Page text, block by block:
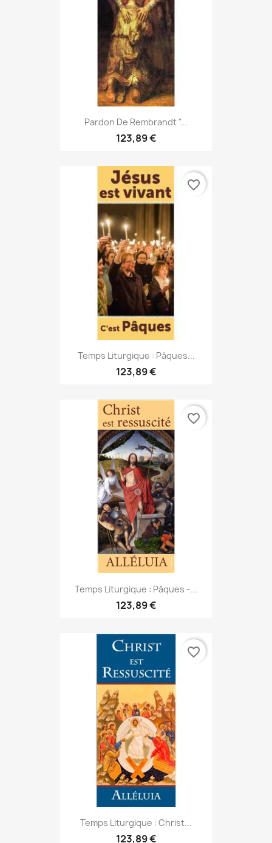
Pardon De Rembrandt "...
123,89 €
Temps Liturgique : Pâques...
123,89 €
favorite_border
Temps Liturgique : Pâques -...
123,89 €
favorite_border
Temps Liturgique : Christ...
123,89 €
favorite_border